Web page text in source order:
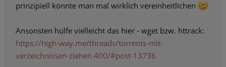
prinzipiell könnte man mal wirklich vereinheitlichen
Ansonsten hülfe vielleicht das hier - wget bzw. httrack:
https://high-way.me/threads/torrents-mit-
verzeichnissen-ziehen.400/#post-13736